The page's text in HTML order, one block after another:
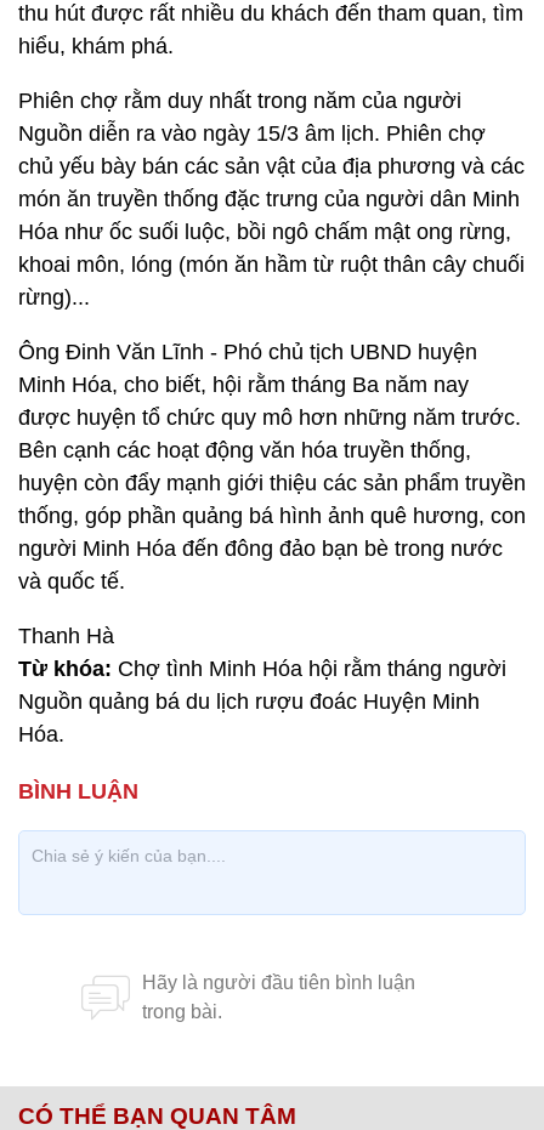
thu hút được rất nhiều du khách đến tham quan, tìm
hiểu, khám phá.
Phiên chợ rằm duy nhất trong năm của người
Nguồn diễn ra vào ngày 15/3 âm lịch. Phiên chợ
chủ yếu bày bán các sản vật của địa phương và các
món ăn truyền thống đặc trưng của người dân Minh
Hóa như ốc suối luộc, bồi ngô chấm mật ong rừng,
khoai môn, lóng (món ăn hầm từ ruột thân cây chuối
rừng)...
Ông Đinh Văn Lĩnh - Phó chủ tịch UBND huyện
Minh Hóa, cho biết, hội rằm tháng Ba năm nay
được huyện tổ chức quy mô hơn những năm trước.
Bên cạnh các hoạt động văn hóa truyền thống,
huyện còn đẩy mạnh giới thiệu các sản phẩm truyền
thống, góp phần quảng bá hình ảnh quê hương, con
người Minh Hóa đến đông đảo bạn bè trong nước
và quốc tế.
Thanh Hà
Từ khóa: Chợ tình Minh Hóa hội rằm tháng người
Nguồn quảng bá du lịch rượu đoác Huyện Minh
Hóa.
CÓ THỂ BẠN QUAN TÂM